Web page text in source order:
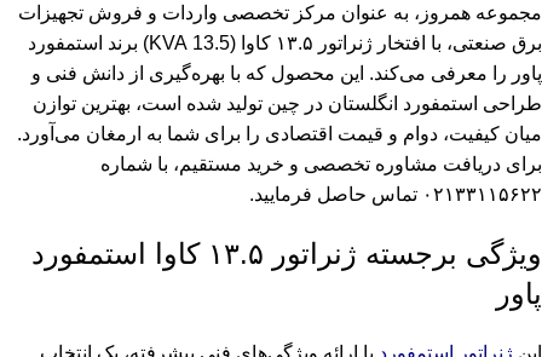
مجموعه همروز، به عنوان مرکز تخصصی واردات و فروش تجهیزات
برق صنعتی، با افتخار ژنراتور ۱۳.۵ کاوا (13.5 KVA) برند استمفورد
پاور را معرفی می‌کند. این محصول که با بهره‌گیری از دانش فنی و
طراحی استمفورد انگلستان در چین تولید شده است، بهترین توازن
میان کیفیت، دوام و قیمت اقتصادی را برای شما به ارمغان می‌آورد.
برای دریافت مشاوره تخصصی و خرید مستقیم، با شماره
۰۲۱۳۳۱۱۵۶۲۲ تماس حاصل فرمایید.
ویژگی‌ برجسته ژنراتور ۱۳.۵ کاوا استمفورد
پاور
این ژنراتور استمفورد با ارائه ویژگی‌های فنی پیشرفته، یک انتخاب